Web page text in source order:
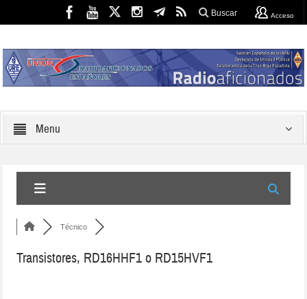
Buscar Acceso
Menu
Técnico
Transistores, RD16HHF1 o RD15HVF1